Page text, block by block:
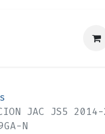
JAC JS5
N